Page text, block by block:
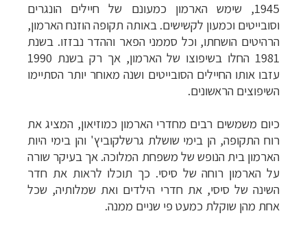
1945, שימש הארמון כמעונם של חיילים הונגרים
וסובייטים וכמעון לקשישים. באותה תקופה הוזנח הארמון,
הרהיטים הושחתו, וכל סממני הפאר וההדר נבזזו. בשנת
1981 החלו בשיפוצו של הארמון, אך רק בשנת 1990
עזבו אותו החיילים הסובייטים ושנה מאוחר יותר הסתיימו
השיפוצים הראשונים.
כיום משמשים רבים מחדרי הארמון כמוזיאון, המציג את
רוח התקופה, הן בימי שושלת גרשלקוביץ' והן בימי היות
הארמון בית הנופש של משפחת המלוכה. אך בעיקר שורה
על הארמון רוחה של סיסי. כך תוכלו לראות את חדר
השינה של סיסי, את חדרי הילדים ואת שמלותיה, שכל
אחת מהן שוקלת כמעט פי שניים ממנה.